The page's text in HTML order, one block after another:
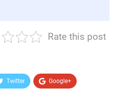
Rate this post
Twitter Google+